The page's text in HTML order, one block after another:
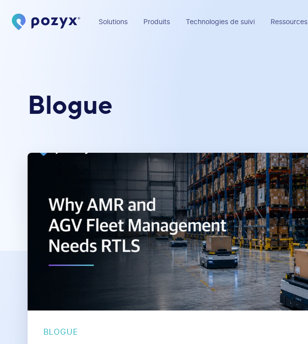
Solutions Produits Technologies de suivi Ressources
Blogue
BLOGUE